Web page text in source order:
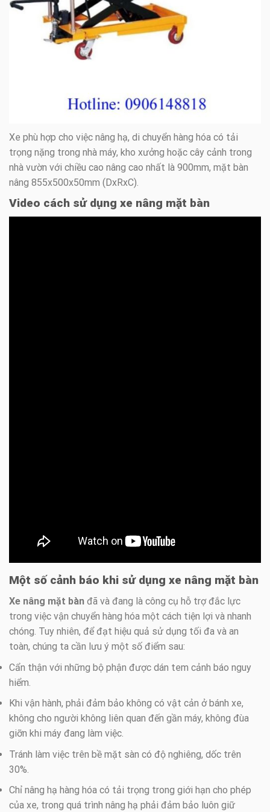
Xe phù hợp cho việc nâng hạ, di chuyển hàng hóa có tải
trọng nặng trong nhà máy, kho xưởng hoặc cây cảnh trong
nhà vườn với chiều cao nâng cao nhất là 900mm, mặt bàn
nâng 855x500x50mm (DxRxC).
Video cách sử dụng xe nâng mặt bàn
Một số cảnh báo khi sử dụng xe nâng mặt bàn
Xe nâng mặt bàn đã và đang là công cụ hỗ trợ đắc lực
trong việc vận chuyển hàng hóa một cách tiện lợi và nhanh
chóng. Tuy nhiên, để đạt hiệu quả sử dụng tối đa và an
toàn, chúng ta cần lưu ý một số điểm sau:
Cẩn thận với những bộ phận được dán tem cảnh báo nguy
hiểm.
Khi vận hành, phải đảm bảo không có vật cản ở bánh xe,
không cho người không liên quan đến gần máy, không đùa
giỡn khi máy đang làm việc.
Tránh làm việc trên bề mặt sàn có độ nghiêng, dốc trên
30%.
Chỉ nâng hạ hàng hóa có tải trọng trong giới hạn cho phép
của xe, trong quá trình nâng hạ phải đảm bảo luôn giữ